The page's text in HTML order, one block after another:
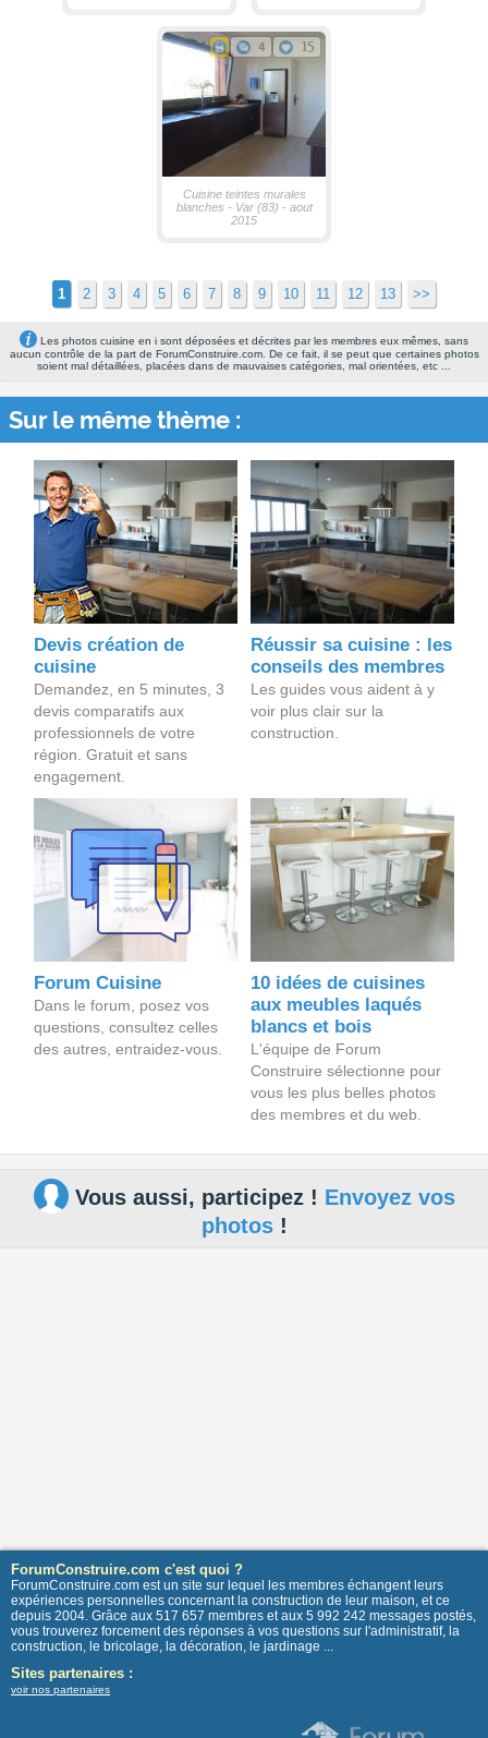
4 15
Cuisine teintes murales
blanches - Var (83) - aout
2015
1 2 3 4 5 6 7 8 9 10 11 12 13 >>
Les photos cuisine en i sont déposées et décrites par les membres eux mêmes, sans
aucun contrôle de la part de ForumConstruire.com. De ce fait, il se peut que certaines photos
soient mal détaillées, placées dans de mauvaises catégories, mal orientées, etc ...
Sur le même thème :
Devis création de
cuisine
Demandez, en 5 minutes, 3
devis comparatifs aux
professionnels de votre
région. Gratuit et sans
engagement.
Réussir sa cuisine : les
conseils des membres
Les guides vous aident à y
voir plus clair sur la
construction.
Forum Cuisine
Dans le forum, posez vos
questions, consultez celles
des autres, entraidez-vous.
10 idées de cuisines
aux meubles laqués
blancs et bois
L'équipe de Forum
Construire sélectionne pour
vous les plus belles photos
des membres et du web.
Vous aussi, participez ! Envoyez vos
photos!
ForumConstruire.com c'est quoi ?
ForumConstruire.com est un site sur lequel les membres échangent leurs
expériences personnelles concernant la construction de leur maison, et ce
depuis 2004. Grâce aux 517 657 membres et aux 5 992 242 messages postés,
vous trouverez forcement des réponses à vos questions sur l'administratif, la
construction, le bricolage, la décoration, le jardinage ...
Sites partenaires :
voir nos partenaires